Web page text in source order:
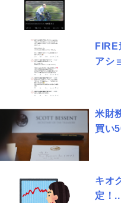
FIRE
アシ
米財
買い
キオ
定！